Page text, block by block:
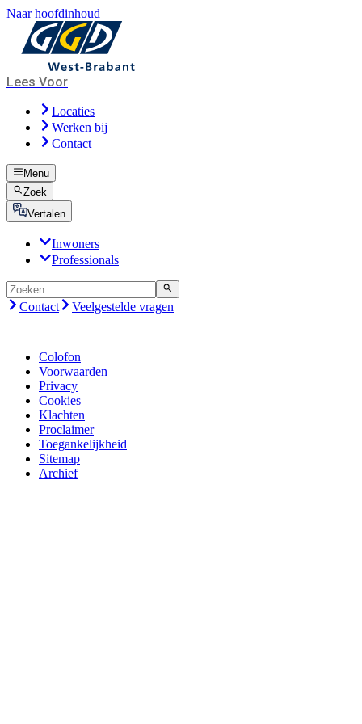
Naar hoofdinhoud
Lees Voor
Locaties
Werken bij
Contact
Menu
Zoek
Vertalen
Inwoners
Professionals
Contact Veelgestelde vragen
Colofon
Voorwaarden
Privacy
Cookies
Klachten
Proclaimer
Toegankelijkheid
Sitemap
Archief